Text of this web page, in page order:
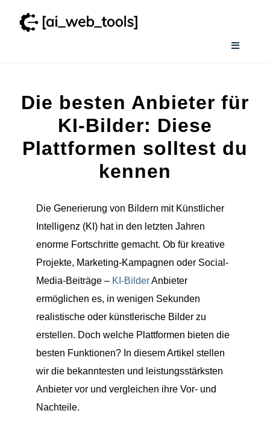
Inhalt
Toggle
Smart AI Tool Selector
Die besten Anbieter für
KI-Bilder: Diese
Plattformen solltest du
kennen
Die Generierung von Bildern mit Künstlicher
Intelligenz (KI) hat in den letzten Jahren
enorme Fortschritte gemacht. Ob für kreative
Projekte, Marketing-Kampagnen oder Social-
Media-Beiträge – KI-BilderAnbieter
ermöglichen es, in wenigen Sekunden
realistische oder künstlerische Bilder zu
erstellen. Doch welche Plattformen bieten die
besten Funktionen? In diesem Artikel stellen
wir die bekanntesten und leistungsstärksten
Anbieter vor und vergleichen ihre Vor- und
Nachteile.